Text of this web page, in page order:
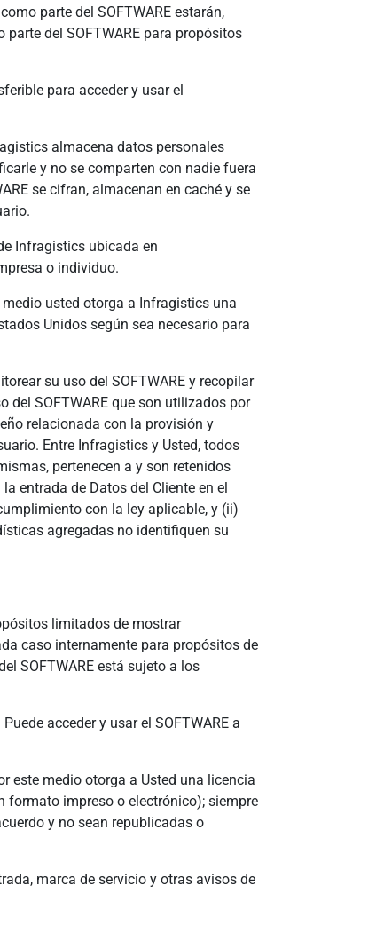
parte del SOFTWARE estarán,
del SOFTWARE para propósitos
para acceder y usar el
almacena datos personales
y no se comparten con nadie fuera
se cifran, almacenan en caché y se
Infragistics ubicada en
o individuo.
medio usted otorga a Infragistics una
Unidos según sea necesario para
su uso del SOFTWARE y recopilar
SOFTWARE que son utilizados por
relacionada con la provisión y
Entre Infragistics y Usted, todos
pertenecen a y son retenidos
entrada de Datos del Cliente en el
con la ley aplicable, y (ii)
agregadas no identifiquen su
limitados de mostrar
caso internamente para propósitos de
SOFTWARE está sujeto a los
acceder y usar el SOFTWARE a
este medio otorga a Usted una licencia
formato impreso o electrónico); siempre
y no sean republicadas o
marca de servicio y otras avisos de